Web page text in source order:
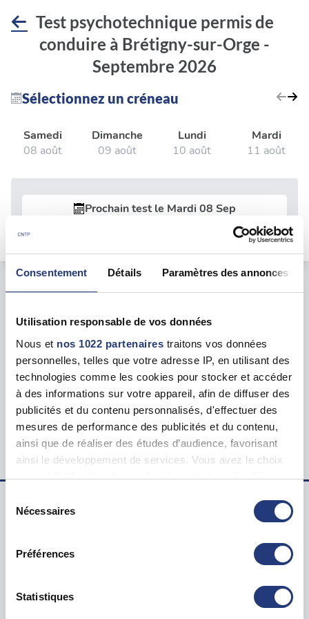
Consentement Détails Paramètres des annonces
Utilisation responsable de vos données
Nous et nos 1022 partenaires traitons vos données
personnelles, telles que votre adresse IP, en utilisant des
technologies comme les cookies pour stocker et accéder
à des informations sur votre appareil, afin de diffuser des
publicités et du contenu personnalisés, d'effectuer des
mesures de performance des publicités et du contenu,
ainsi que de réaliser des études d’audience, favorisant
ainsi le développement de services. Vous avez le choix
quant à l'utilisation de vos données et à leurs finalités.
tout moment en consultant la Déclaration relative aux
cookies ou en cliquant sur l'icône de confidentialité.
Si vous le permettez, nous aimerions également :
géographique qui peuvent être précises à plusieurs
Nécessaires
Préférences
Statistiques
Test psychotechnique permis de
conduire à Brétigny-sur-Orge -
Septembre 2026
Le test psychotechnique
Tarif
125.00 €
Lieu du test psychotechnique
26 Av. Claude Lévi-Strauss, 91220 Brétigny-sur-
Orge
Sélectionnez un créneau
Samedi
08 août
Dimanche
09 août
Lundi
10 août
Mardi
11 août
Prochain test le Mardi 08 Sep